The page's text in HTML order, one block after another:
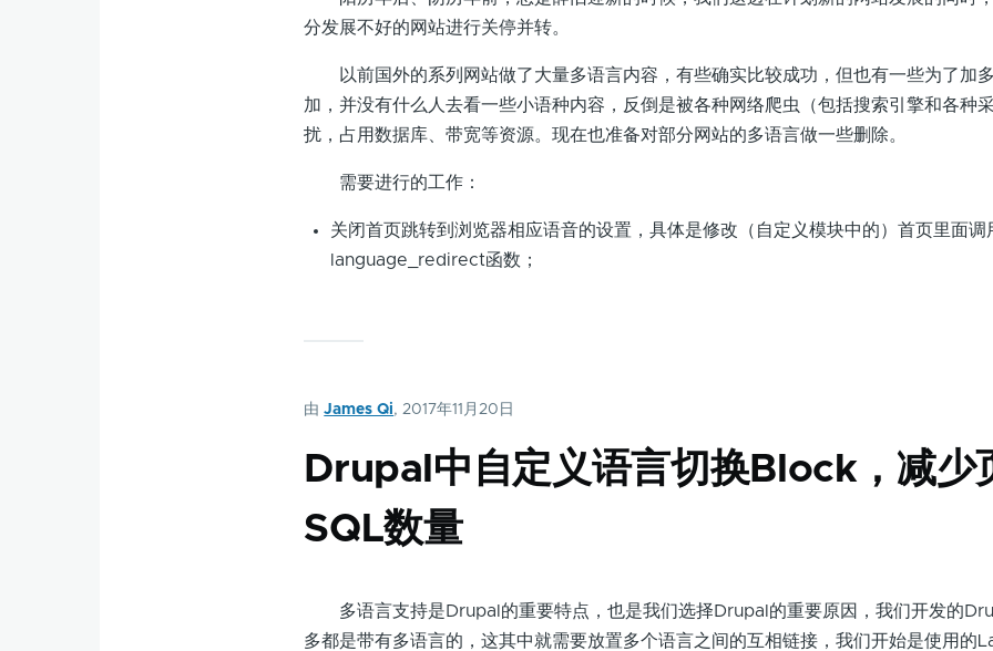
分发展不好的网站进行关停并转。
以前国外的系列网站做了大量多语言内容，有些确实比较成功，但也有一些为了加
加，并没有什么人去看一些小语种内容，反倒是被各种网络爬虫（包括搜索引擎和各种
扰，占用数据库、带宽等资源。现在也准备对部分网站的多语言做一些删除。
需要进行的工作：
关闭首页跳转到浏览器相应语音的设置，具体是修改（自定义模块中的）首页里面调
language_redirect函数；
由James Qi, 2017年11月20日
Drupal中自定义语言切换Block，减少
SQL数量
多语言支持是Drupal的重要特点，也是我们选择Drupal的重要原因，我们开发的
多都是带有多语言的，这其中就需要放置多个语言之间的互相链接，我们开始是使用的